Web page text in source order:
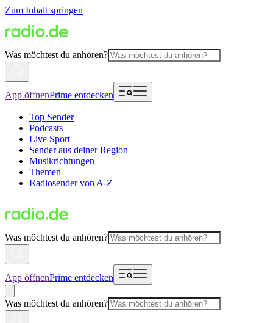
Zum Inhalt springen
Was möchtest du anhören?
App öffnenPrime entdecken
Top Sender
Podcasts
Live Sport
Sender aus deiner Region
Musikrichtungen
Themen
Radiosender von A-Z
Was möchtest du anhören?
App öffnenPrime entdecken
Was möchtest du anhören?